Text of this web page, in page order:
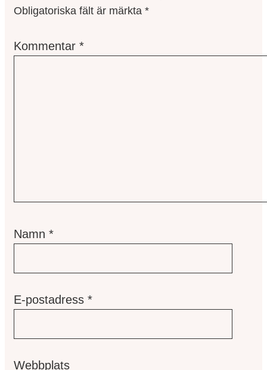
Obligatoriska fält är märkta *
Kommentar *
Namn *
E-postadress *
Webbplats